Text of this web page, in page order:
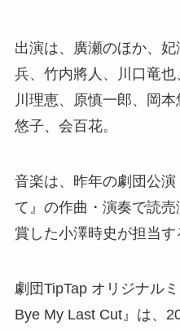
出演は、廣瀬のほか、
兵、竹内將人、川口竜
川理恵、原慎一郎、岡
悠子、会百花。
音楽は、昨年の劇団公演
て』の作曲・演奏で読
賞した小澤時史が担当す
劇団TipTap オリジナル
Bye My Last Cut』は、